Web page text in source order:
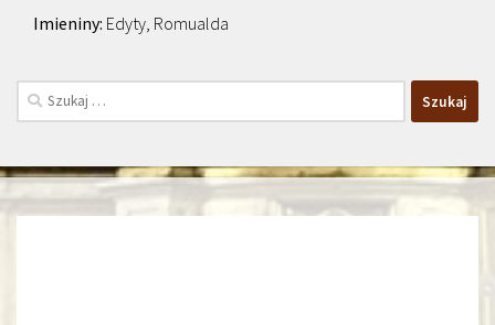
Edyty, Romualda
Szukaj: